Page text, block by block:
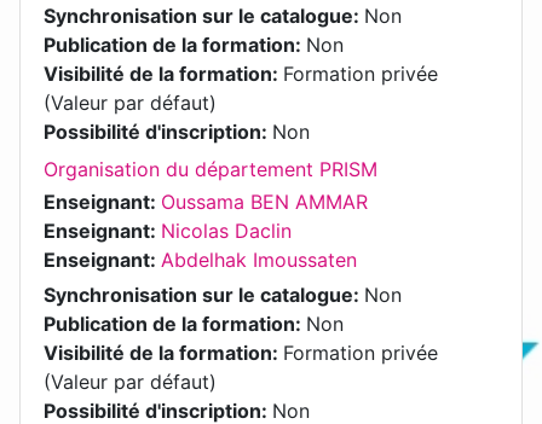
Synchronisation sur le catalogue: Non
Publication de la formation: Non
Visibilité de la formation: Formation privée
(Valeur par défaut)
Possibilité d'inscription: Non
Organisation du département PRISM
Enseignant: Oussama BEN AMMAR
Enseignant: Nicolas Daclin
Enseignant: Abdelhak Imoussaten
Synchronisation sur le catalogue: Non
Publication de la formation: Non
Visibilité de la formation: Formation privée
(Valeur par défaut)
Possibilité d'inscription: Non